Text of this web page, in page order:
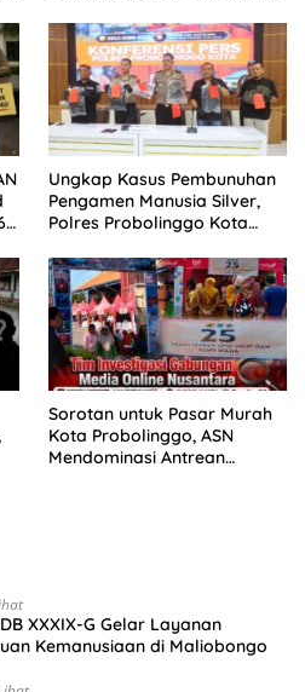
Tempuh Jalur Hukum
Ungkap Kasus Pembunuhan
Pengamen Manusia Silver,
Polres Probolinggo Kota
Sorotan untuk Pasar Murah
Kota Probolinggo, ASN
Mendominasi Antrean
XXXIX-G Gelar Layanan
Kemanusiaan di Maliobongo